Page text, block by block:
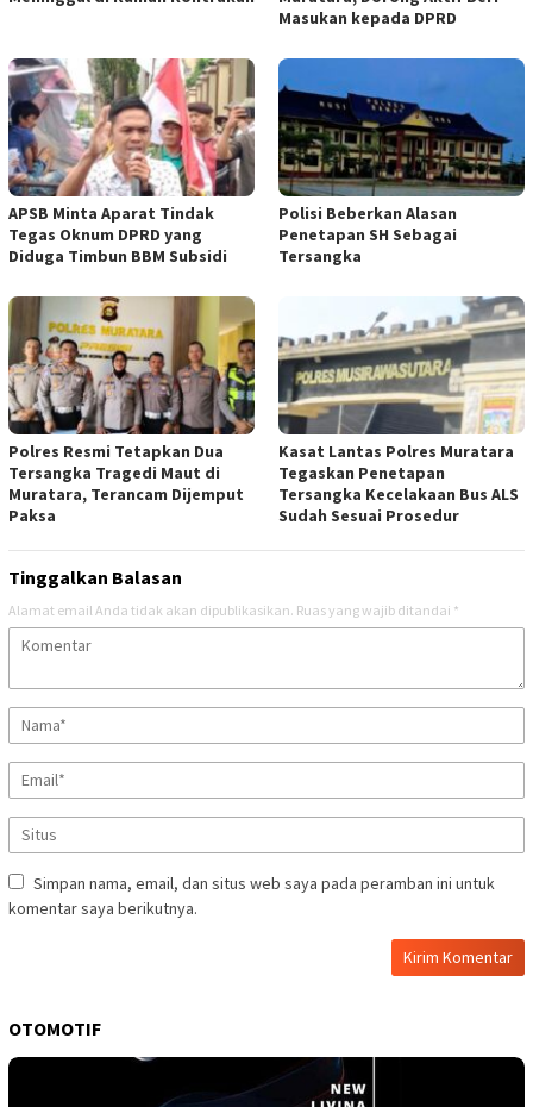
Masukan kepada DPRD
APSB Minta Aparat Tindak
Tegas Oknum DPRD yang
Diduga Timbun BBM Subsidi
Polisi Beberkan Alasan
Penetapan SH Sebagai
Tersangka
Polres Resmi Tetapkan Dua
Tersangka Tragedi Maut di
Muratara, Terancam Dijemput
Paksa
Kasat Lantas Polres Muratara
Tegaskan Penetapan
Tersangka Kecelakaan Bus ALS
Sudah Sesuai Prosedur
Tinggalkan Balasan
Alamat email Anda tidak akan dipublikasikan. Ruas yang wajib ditandai *
Simpan nama, email, dan situs web saya pada peramban ini untuk
komentar saya berikutnya.
OTOMOTIF